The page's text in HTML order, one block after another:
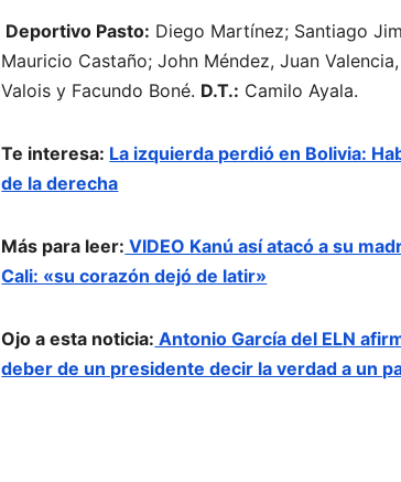
Deportivo Pasto: Diego Martínez; Santiago
Mauricio Castaño; John Méndez, Juan
Valois y Facundo Boné. D.T.: Camilo Ayala.
Te interesa: La izquierda perdió en Bolivia:
de la derecha
Más para leer: VIDEO Kanú así atacó a su
Cali: «su corazón dejó de latir»
Ojo a esta noticia: Antonio García del ELN
deber de un presidente decir la verdad a un